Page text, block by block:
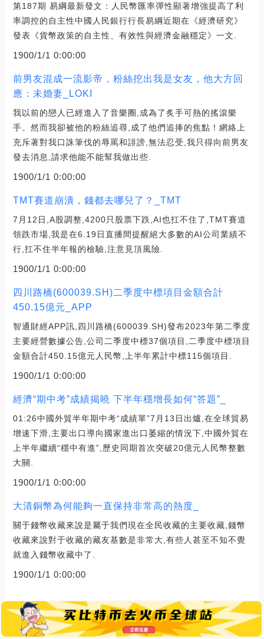
第187期 易綱最新發文：人民幣匯率彈性顯著增強提高了利
率調控的自主性中國人民銀行行長易綱近期在《經濟研究》
發表《貨幣政策的自主性、有效性與經濟金融穩定》一文.
1900/1/1 0:00:00
前男友混成一流影帝，粉絲挖出我是女友，他大方回
應：未婚妻_LOKI
我以前的戀人已經進入了音樂圈,成為了炙手可熱的搖滾樂
手。然而我卻被他的粉絲追尋,成了他們追捧的焦點！網絡上
充斥著對我口誅筆伐的辱罵和誹謗,無法忍受,我只得向前男友
發去消息,請求他能不能幫我做出些.
1900/1/1 0:00:00
TMT賽道崩潰，錢都去哪兒了？_TMT
7月12日,A股調整,4200只股票下跌,AI也扛不住了,TMT賽道
領跌市場,我是在6.19日直播間提醒絕大多數的AI公司業績不
行,扛不住半年報的檢驗,注意見頂風險.
1900/1/1 0:00:00
四川路橋(600039.SH)二季度中標項目金額合計
450.15億元_APP
智通財經APP訊,四川路橋(600039.SH)發布2023年第二季度
主要經營數據公告,公司二季度中標37個項目,二季度中標項目
金額合計450.15億元人民幣,上半年累計中標115個項目.
1900/1/1 0:00:00
經濟“期中考”成績揭曉 下半年穩增長如何“答題”_
01:26中國外貿半年期中考“成績單”7月13日出爐,在全球貿易
增速下滑,主要出口導向國家進出口萎縮的情況下,中國外貿在
上半年繼續“穩中有進”,歷史同期首次突破20億元人民幣整數
大關.
1900/1/1 0:00:00
大清銅幣為何能夠一直保持非常高的熱度_
關于錢幣收藏來說是屬于我們現在全民收藏的主要收藏,錢幣
收藏來說對于收藏的藏友基數是非常大,有些人甚至不知不覺
就進入錢幣收藏中了.
1900/1/1 0:00:00